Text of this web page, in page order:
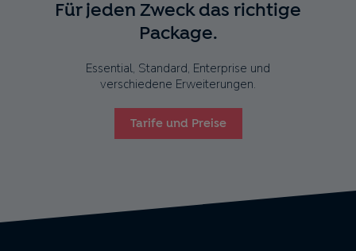
Für jeden Zweck das richtige
Package.
Essential, Standard, Enterprise und
verschiedene Erweiterungen.
Tarife und Preise